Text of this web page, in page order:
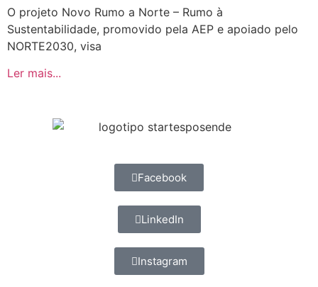
O projeto Novo Rumo a Norte – Rumo à
Sustentabilidade, promovido pela AEP e apoiado pelo
NORTE2030, visa
Ler mais...
Facebook
LinkedIn
Instagram